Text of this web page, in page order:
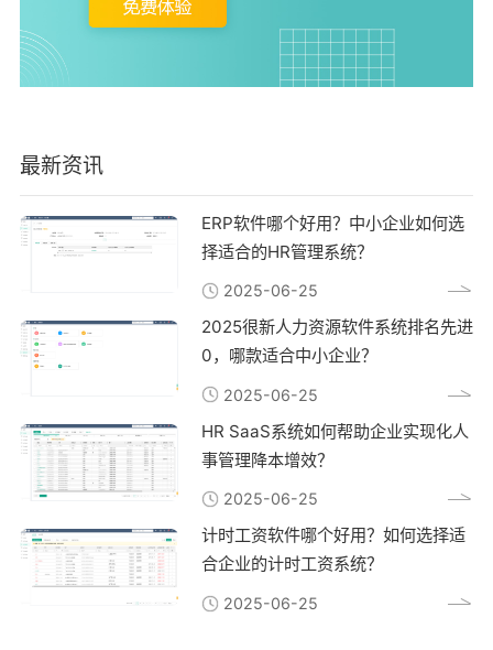
最新资讯
ERP软件哪个好用？中小企业如何选
择适合的HR管理系统？
2025-06-25
2025很新人力资源软件系统排名先进
0，哪款适合中小企业？
2025-06-25
HR SaaS系统如何帮助企业实现化人
事管理降本增效？
2025-06-25
计时工资软件哪个好用？如何选择适
合企业的计时工资系统？
2025-06-25